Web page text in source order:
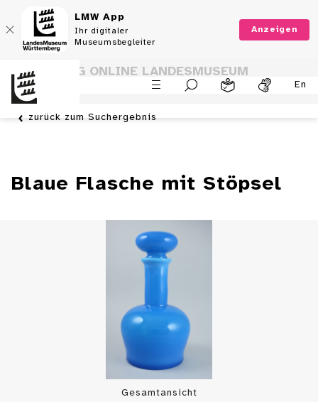
LMW App
Ihr digitaler
Museumsbegleiter
Anzeigen
En
SAMMLUNG ONLINE LANDESMUSEUM
WÜRTTEMBERG
zurück zum Suchergebnis
Blaue Flasche mit Stöpsel
Gesamtansicht